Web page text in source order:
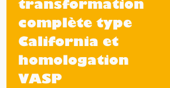
complète type
California et
homologation
VASP